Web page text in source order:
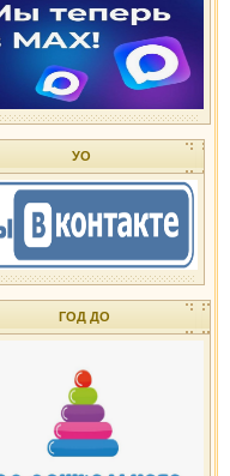
УО
ГОД ДО